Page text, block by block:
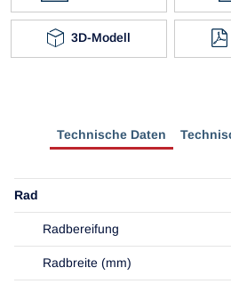
3D-Modell
Technische Daten
Rad
Radbereifung
Radbreite (mm)